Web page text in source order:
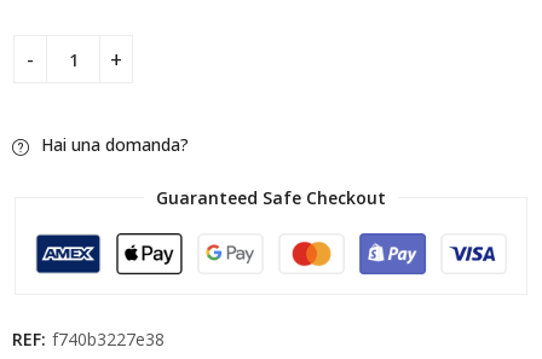
Hai una domanda?
Guaranteed Safe Checkout
REF: f740b3227e38